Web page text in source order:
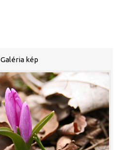
Galéria kép